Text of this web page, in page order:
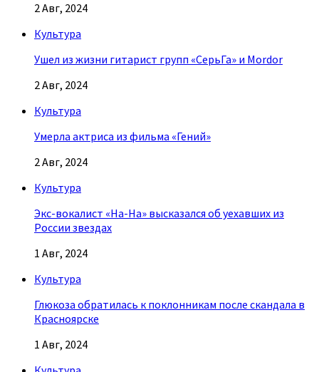
2 Авг, 2024
Культура
Ушел из жизни гитарист групп «СерьГа» и Mordor
2 Авг, 2024
Культура
Умерла актриса из фильма «Гений»
2 Авг, 2024
Культура
Экс-вокалист «На-На» высказался об уехавших из
России звездах
1 Авг, 2024
Культура
Глюкоза обратилась к поклонникам после скандала в
Красноярске
1 Авг, 2024